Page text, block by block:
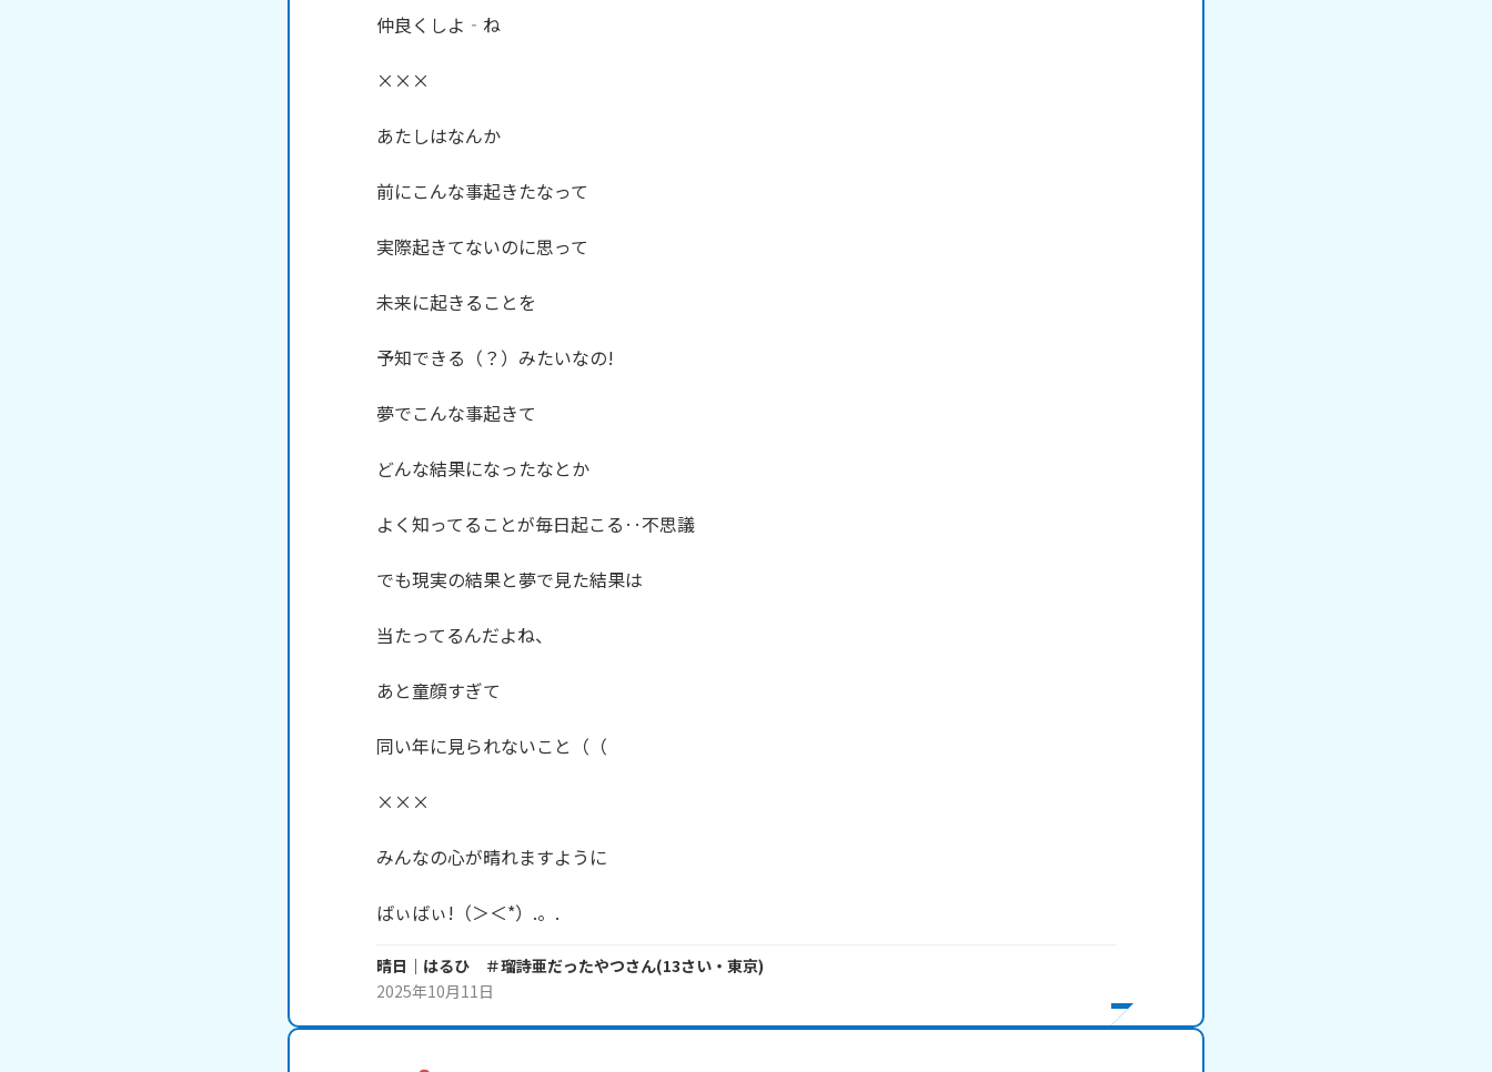
仲良くしよ‐ね
×××
あたしはなんか
前にこんな事起きたなって
実際起きてないのに思って
未来に起きることを
予知できる（？）みたいなの!
夢でこんな事起きて
どんな結果になったなとか
よく知ってることが毎日起こる‥不思議
でも現実の結果と夢で見た結果は
当たってるんだよね、
あと童顔すぎて
同い年に見られないこと（（
×××
みんなの心が晴れますように
ばぃばぃ!（＞＜*）.。.
晴日｜はるひ ＃瑠詩亜だったやつさん(13さい・ 東京)
2025年10月11日